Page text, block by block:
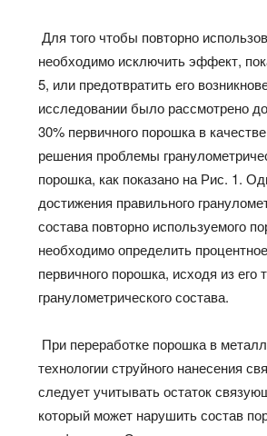
Для того чтобы повторно
необходимо исключить эффект,
5, или предотвратить его
исследовании было рассмотрено
30% первичного порошка в
решения проблемы
порошка, как показано на Рис. 1.
достижения правильного
состава повторно используемого
необходимо определить
первичного порошка, исходя из его
гранулометрического состава.
При переработке порошка в
технологии струйного нанесения
следует учитывать остаток
который может нарушить состав